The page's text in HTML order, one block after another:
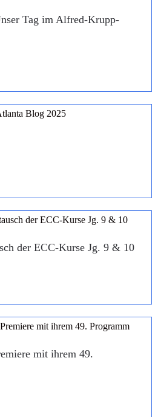
Tag im Alfred-Krupp-
der ECC-Kurse Jg. 9 & 10
mit ihrem 49.